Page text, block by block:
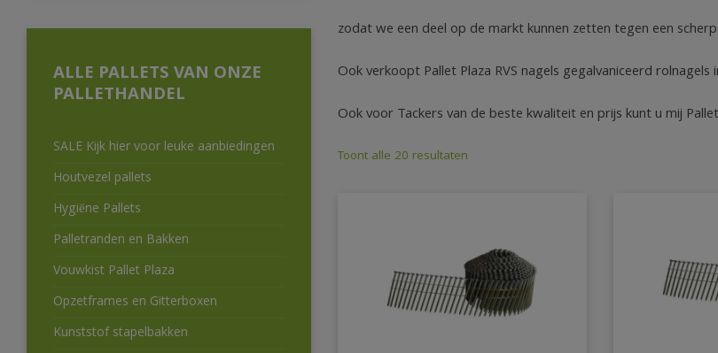
ALLE PALLETS VAN ONZE
PALLETHANDEL
SALE Kijk hier voor leuke aanbiedingen
Houtvezel pallets
Hygiëne Pallets
Palletranden en Bakken
Vouwkist Pallet Plaza
Opzetframes en Gitterboxen
Kunststof stapelbakken
zodat we een deel op de markt kunnen zetten tegen een
Ook verkoopt Pallet Plaza RVS nagels gegalvaniceerd
Ook voor Tackers van de beste kwaliteit en prijs kunt u mij
Toont alle 20 resultaten